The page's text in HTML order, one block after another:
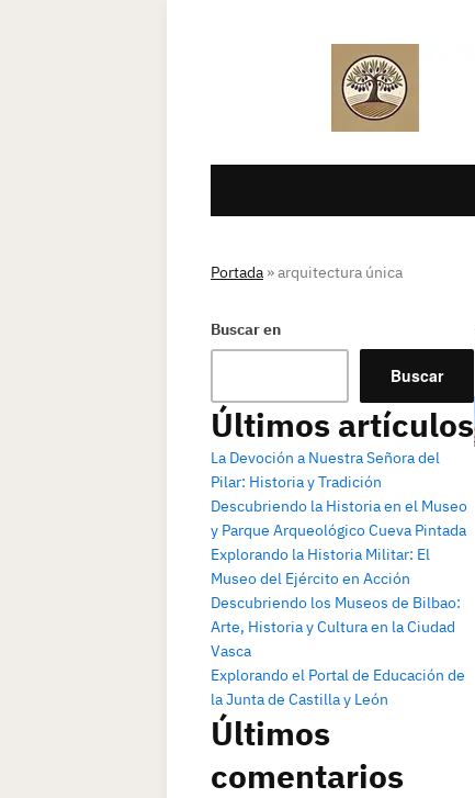
Portada »arquitectura única
Buscar en
Buscar
Últimos artículos
La Devoción a Nuestra Señora del
Pilar: Historia y Tradición
Descubriendo la Historia en el Museo
y Parque Arqueológico Cueva Pintada
Explorando la Historia Militar: El
Museo del Ejército en Acción
Descubriendo los Museos de Bilbao:
Arte, Historia y Cultura en la Ciudad
Vasca
Explorando el Portal de Educación de
la Junta de Castilla y León
Últimos
comentarios